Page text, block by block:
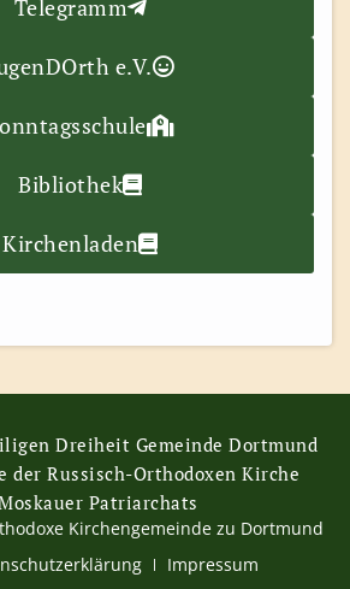
Telegramm
e.V.
Bibliothek
Kirchenladen
Dreiheit Gemeinde Dortmund
der Russisch-Orthodoxen Kirche
Patriarchats
Kirchengemeinde zu Dortmund
Impressum